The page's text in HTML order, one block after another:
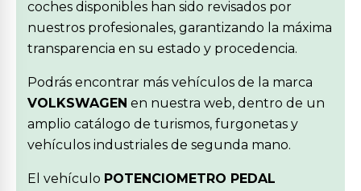
coches disponibles han sido revisados por
nuestros profesionales, garantizando la máxima
transparencia en su estado y procedencia.
Podrás encontrar más vehículos de la marca
VOLKSWAGEN en nuestra web, dentro de un
amplio catálogo de turismos, furgonetas y
vehículos industriales de segunda mano.
El vehículo POTENCIOMETRO PEDAL